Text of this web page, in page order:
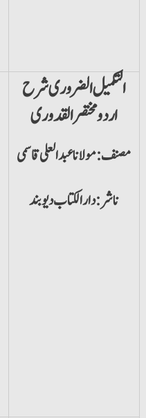
التکمیل الضروری شرح
اردو مختصر القدوری
مصنف: مولانا عبدالعلی قاسمی
ناشر: دارالکتاب دیوبند